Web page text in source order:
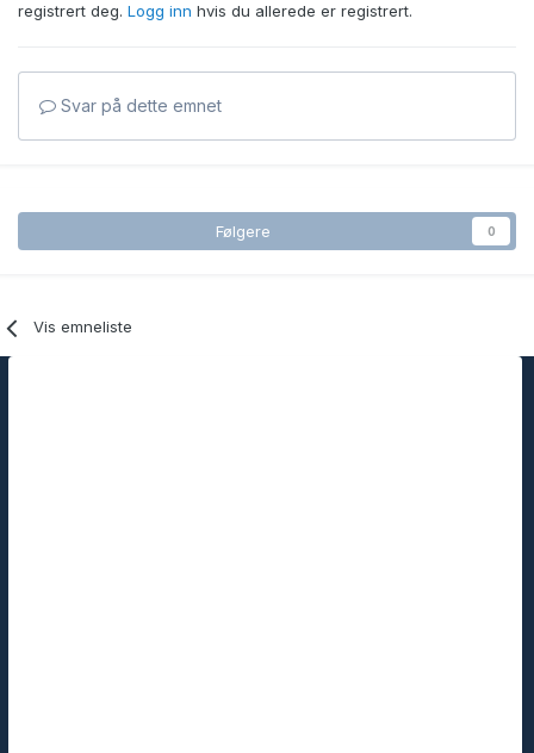
registrert deg. Logg inn hvis du allerede er registrert.
Svar på dette emnet
Følgere 0
Vis emneliste